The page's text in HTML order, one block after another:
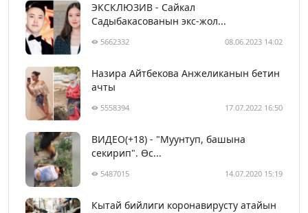
ЭКСКЛЮЗИВ - Сайкал
Садыбакасованын экс-жол...
5662332 08.06.2023 14:02
Назира Айтбекова Анжеликанын бетин
ачты
5558394 17.07.2022 16:50
ВИДЕО(+18) - "Муунтуп, башына
секирип". Өс...
5487015 14.07.2020 15:19
Кытай бийлиги коронавирусту атайын